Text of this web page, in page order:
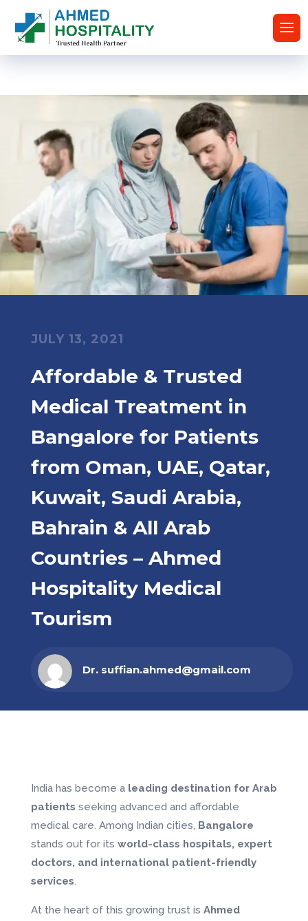
JULY 13, 2021
Affordable & Trusted
Medical Treatment in
Bangalore for Patients
from Oman, UAE, Qatar,
Kuwait, Saudi Arabia,
Bahrain & All Arab
Countries – Ahmed
Hospitality Medical
Tourism
Dr. suffian.ahmed@gmail.com
India has become a leading destination for Arab
patients seeking advanced and affordable
medical care. Among Indian cities, Bangalore
stands out for its world-class hospitals, expert
doctors, and international patient-friendly
services.
At the heart of this growing trust is Ahmed